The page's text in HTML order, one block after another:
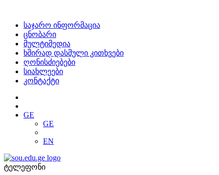
საჯარო ინფორმაცია
ცნობარი
მულტიმედია
ხშირად დასმული კითხვები
ღონისძიებები
სიახლეები
კონტაქტი
GE
GE
EN
ტელეფონი